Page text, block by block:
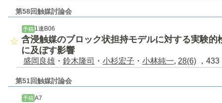
第58回触媒討論会
予稿1連B06
含浸触媒のブロック状担持モデルに対する実験
に及ぼす影響
盛岡良雄 ・ 鈴木隆司 ・ 小杉宏子 ・ 小林純一, 28(6) ，
第51回触媒討論会
予稿 A7